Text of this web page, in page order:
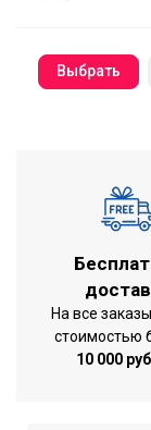
На все
стоимостью
10 000